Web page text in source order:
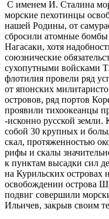
С именем И. Сталина
морские пехотинцы
нашей Родины, от
сбросили атомные
Нагасаки, хотя
союзнические
сухопутными войсками
флотилия провели ряд
от японских
островов, ряд портов
проявили тихоокеанцы
-исконно русской земли.
собой 30 крупных и
скал, протяженностью
рифы и скалы
к пунктам высадки сил
на Курильских островах
освобождении острова
подвиг совершили
Ильичев, закрыв своим